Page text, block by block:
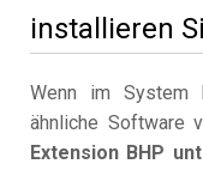
installieren
Wenn im System
ähnliche Software
Extension BHP